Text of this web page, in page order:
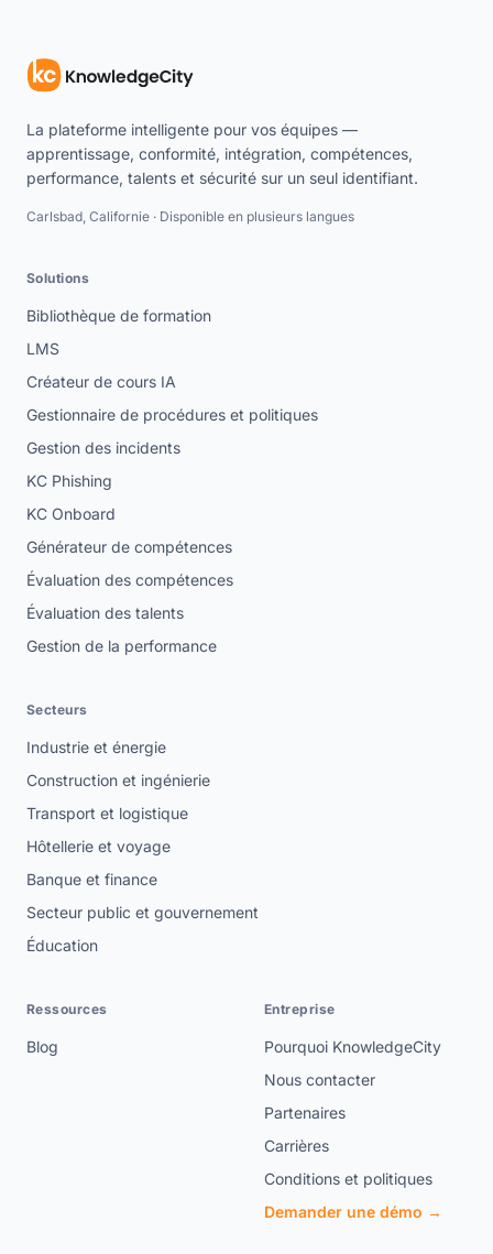
La plateforme intelligente pour vos équipes —
apprentissage, conformité, intégration, compétences,
performance, talents et sécurité sur un seul identifiant.
Carlsbad, Californie · Disponible en plusieurs langues
Solutions
Bibliothèque de formation
LMS
Créateur de cours IA
Gestionnaire de procédures et politiques
Gestion des incidents
KC Phishing
KC Onboard
Générateur de compétences
Évaluation des compétences
Évaluation des talents
Gestion de la performance
Secteurs
Industrie et énergie
Construction et ingénierie
Transport et logistique
Hôtellerie et voyage
Banque et finance
Secteur public et gouvernement
Éducation
Ressources
Blog
Entreprise
Pourquoi KnowledgeCity
Nous contacter
Partenaires
Carrières
Conditions et politiques
Demander une démo →